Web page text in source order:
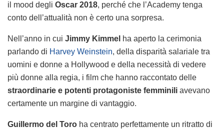
il mood degli Oscar 2018, perché che l’Academy tenga
conto dell’attualità non è certo una sorpresa.
Nell’anno in cui Jimmy Kimmel ha aperto la cerimonia
parlando di Harvey Weinstein, della disparità salariale tra
uomini e donne a Hollywood e della necessità di vedere
più donne alla regia, i film che hanno raccontato delle
straordinarie e potenti protagoniste femminili avevano
certamente un margine di vantaggio.
Guillermo del Toro ha centrato perfettamente un ritratto di